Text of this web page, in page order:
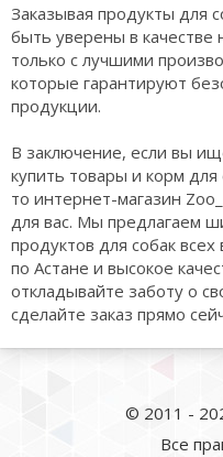
Заказывая продукты для
быть уверены в
только с лучшими
которые гарантируют
продукции.
В заключение, если вы
купить товары и корм для
то интернет-магазин
для вас. Мы предлагаем
продуктов для собак
по Астане и высокое
откладывайте заботу о
сделайте заказ прямо
© 2011 -
Все